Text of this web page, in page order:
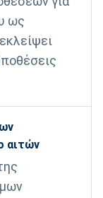
ως
αιτών